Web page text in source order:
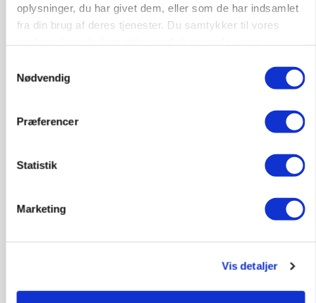
oplysninger, du har givet dem, eller som de har indsamlet
fra din brug af deres tjenester. Du samtykker til vores
Nødvendig
Præferencer
Statistik
Marketing
Vis detaljer
Annonce
Loading...